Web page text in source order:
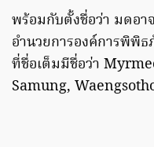
พร้อมกับตั้งชื่อว่า มดอา
อำนวยการองค์การพิพิ
ที่ชื่อเต็มมีชื่อว่า
Samung,